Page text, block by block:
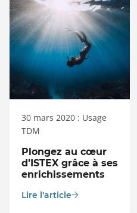
30 mars 2020 : Usage
TDM
Plongez au cœur
d’ISTEX grâce à ses
enrichissements
Lire l'article